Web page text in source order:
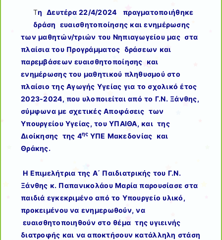
Τη Δευτέρα 22/4/2024 πραγματοποιήθηκε
δράση ευαισθητοποίησης και ενημέρωσης
των μαθητών/τριών του Νηπιαγωγείου μας στα
πλαίσια του Προγράμματος δράσεων και
παρεμβάσεων ευαισθητοποίησης και
ενημέρωσης του μαθητικού πληθυσμού στο
πλαίσιο της Αγωγής Υγείας για το σχολικό έτος
2023-2024, που υλοποιείται από το Γ.Ν. Ξάνθης,
σύμφωνα με σχετικές Αποφάσεις των
Υπουργείου Υγείας, του ΥΠΑΙΘΑ, και της
Διοίκησης της 4ης ΥΠΕ Μακεδονίας και
Θράκης.
Η Επιμελήτρια της Α΄ Παιδιατρικής του Γ.Ν.
Ξάνθης κ. Παπανικολάου Μαρία παρουσίασε στα
παιδιά εγκεκριμένο από το Υπουργείο υλικό,
προκειμένου να ενημερωθούν, να
ευαισθητοποιηθούν στο θέμα της υγιεινής
διατροφής και να αποκτήσουν κατάλληλη στάση